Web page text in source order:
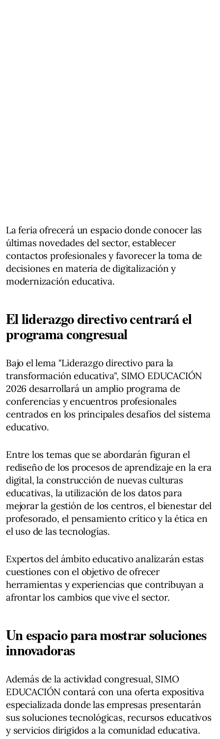
La feria ofrecerá un espacio donde conocer las
últimas novedades del sector, establecer
contactos profesionales y favorecer la toma de
decisiones en materia de digitalización y
modernización educativa.
El liderazgo directivo centrará el
programa congresual
Bajo el lema "Liderazgo directivo para la
transformación educativa", SIMO EDUCACIÓN
2026 desarrollará un amplio programa de
conferencias y encuentros profesionales
centrados en los principales desafíos del sistema
educativo.
Entre los temas que se abordarán figuran el
rediseño de los procesos de aprendizaje en la era
digital, la construcción de nuevas culturas
educativas, la utilización de los datos para
mejorar la gestión de los centros, el bienestar del
profesorado, el pensamiento crítico y la ética en
el uso de las tecnologías.
Expertos del ámbito educativo analizarán estas
cuestiones con el objetivo de ofrecer
herramientas y experiencias que contribuyan a
afrontar los cambios que vive el sector.
Un espacio para mostrar soluciones
innovadoras
Además de la actividad congresual, SIMO
EDUCACIÓN contará con una oferta expositiva
especializada donde las empresas presentarán
sus soluciones tecnológicas, recursos educativos
y servicios dirigidos a la comunidad educativa.